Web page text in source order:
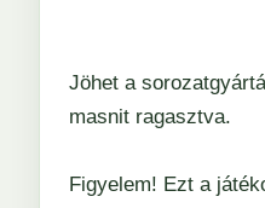
Jöhet a
masnit ragasztva.
Figyelem! Ezt a